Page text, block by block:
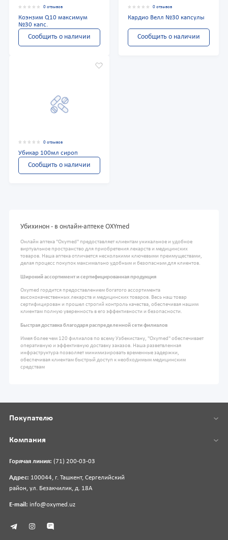
0 отзывов
Коэнзим Q10 максимум
№30 капс.
Сообщить о наличии
0 отзывов
Кардио Велл №30 капсулы
Сообщить о наличии
0 отзывов
Убикар 100мл сироп
Сообщить о наличии
Убихинон - в онлайн-аптеке OXYmed
Онлайн аптека "Oxymed" предоставляет клиентам уникальное и удобное
виртуальное пространство для приобретения лекарств и медицинских
товаров. Наша аптека отличается несколькими ключевыми преимуществами,
делая процесс покупок максимально удобным и безопасным для клиентов.
Широкий ассортимент и сертифицированная продукция
Oxymed гордится предоставлением богатого ассортимента
высококачественных лекарств и медицинских товаров. Весь наш товар
сертифицирован и прошел строгий контроль качества, обеспечивая нашим
клиентам полную уверенность в его эффективности и безопасности.
Быстрая доставка благодаря распределенной сети филиалов
Имея более чем 120 филиалов по всему Узбекистану, "Oxymed" обеспечивает
оперативную и эффективную доставку заказов. Наша разветвленная
инфраструктура позволяет минимизировать временные задержки,
обеспечивая клиентам быстрый доступ к необходимым медицинским
средствам
Горячая линия: (71) 200-03-03
Адрес: 100044, г. Ташкент, Сергелийский
район, ул. Безакчилик, д. 18А
E-mail: info@oxymed.uz
Покупателю
Компания